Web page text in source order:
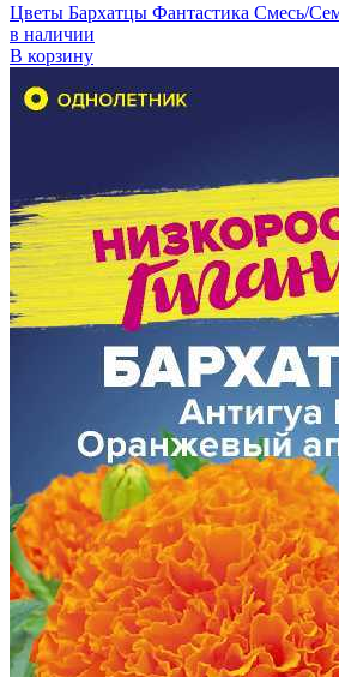
Цветы Бархатцы Фантастика Смесь/
в наличии
В корзину